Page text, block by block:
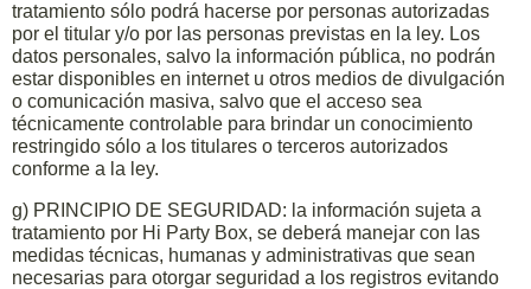
tratamiento sólo podrá hacerse por personas autorizadas
por el titular y/o por las personas previstas en la ley. Los
datos personales, salvo la información pública, no podrán
estar disponibles en internet u otros medios de divulgación
o comunicación masiva, salvo que el acceso sea
técnicamente controlable para brindar un conocimiento
restringido sólo a los titulares o terceros autorizados
conforme a la ley.
g) PRINCIPIO DE SEGURIDAD: la información sujeta a
tratamiento por Hi Party Box, se deberá manejar con las
medidas técnicas, humanas y administrativas que sean
necesarias para otorgar seguridad a los registros evitando